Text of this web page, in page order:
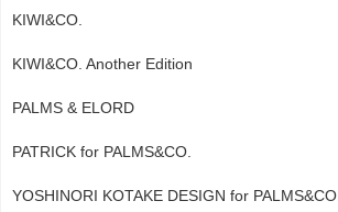
KIWI&CO.
KIWI&CO. Another Edition
PALMS & ELORD
PATRICK for PALMS&CO.
YOSHINORI KOTAKE DESIGN for PALMS&CO.